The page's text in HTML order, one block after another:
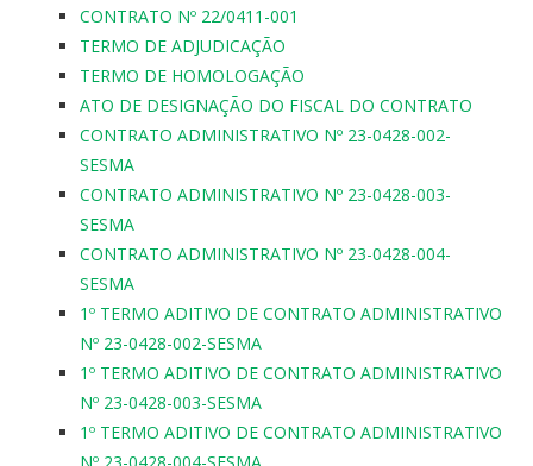
CONTRATO Nº 22/0411-001
TERMO DE ADJUDICAÇÃO
TERMO DE HOMOLOGAÇÃO
ATO DE DESIGNAÇÃO DO FISCAL DO CONTRATO
CONTRATO ADMINISTRATIVO Nº 23-0428-002-
SESMA
CONTRATO ADMINISTRATIVO Nº 23-0428-003-
SESMA
CONTRATO ADMINISTRATIVO Nº 23-0428-004-
SESMA
1º TERMO ADITIVO DE CONTRATO ADMINISTRATIVO
Nº 23-0428-002-SESMA
1º TERMO ADITIVO DE CONTRATO ADMINISTRATIVO
Nº 23-0428-003-SESMA
1º TERMO ADITIVO DE CONTRATO ADMINISTRATIVO